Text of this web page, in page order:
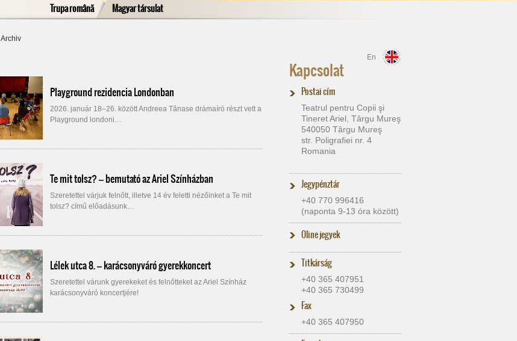
Trupa română Magyar társulat
Archiv
En
Playground rezidencia Londonban
2026. január 18–26. között Andreea Tănase drámaíró részt vett a
Playground londoni…
Te mit tolsz? – bemutató az Ariel Színházban
Szeretettel várjuk felnőtt, illetve 14 év feletti nézőinket a Te mit
tolsz? című előadásunk…
Lélek utca 8. – karácsonyváró gyerekkoncert
Szeretettel várunk gyerekeket és felnőtteket az Ariel Színház
karácsonyváró koncertjére!
Kapcsolat
Postai cím
Teatrul pentru Copii şi
Tineret Ariel, Târgu Mureş
540050 Târgu Mureş
str. Poligrafiei nr. 4
Romania
Jegypénztár
+40 770 996416
(naponta 9-13 óra között)
Oline jegyek
Titkárság
+40 365 407951
+40 365 730499
Fax
+40 365 407950